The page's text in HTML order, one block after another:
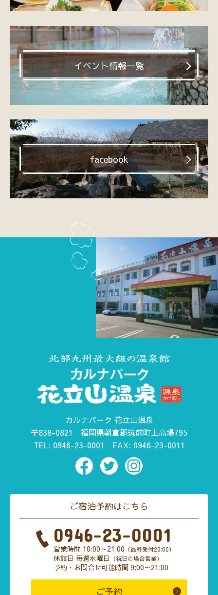
イベント情報一覧
facebook
カルナパーク 花立山温泉
〒838-0821 福岡県朝倉郡筑前町上高場795
TEL: 0946-23-0001 FAX: 0946-23-0011
ご宿泊予約はこちら
0946-23-0001
営業時間 10:00～21:00 （最終受付20:00）
休館日 毎週水曜日 （祝日の場合営業）
予約・お問合せ可能時間 9:00～21:00
ご予約